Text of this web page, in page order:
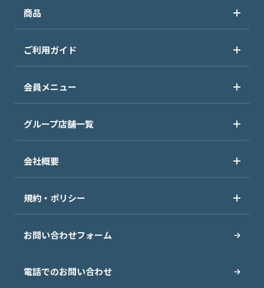
商品
ご利用ガイド
会員メニュー
グループ店舗一覧
会社概要
規約・ポリシー
お問い合わせフォーム
電話でのお問い合わせ